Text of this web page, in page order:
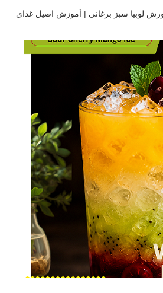
لوبیا سبز برغانی | آموزش اصیل غذای